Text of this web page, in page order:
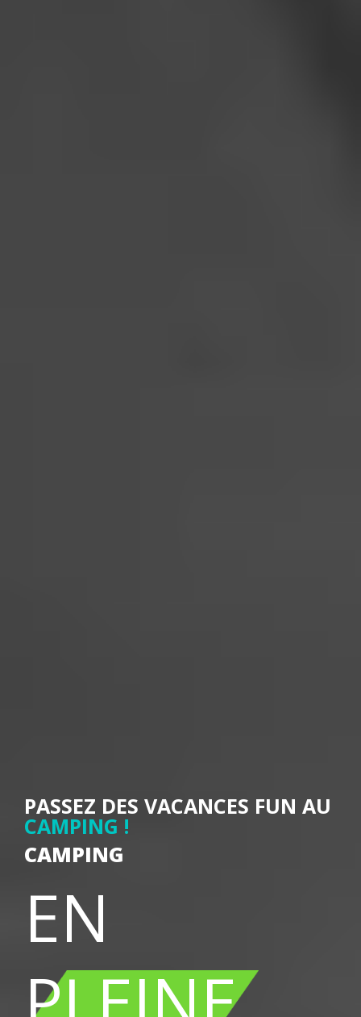
PASSEZ DES VACANCES FUN AU
CAMPING !
CAMPING
EN